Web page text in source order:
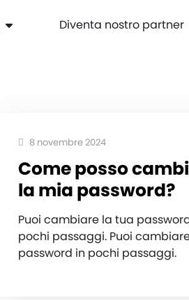
Diventa nostro partner
8 novembre 2024
Come posso
la mia password?
Puoi cambiare la tua
pochi passaggi. Puoi
password in pochi passaggi.